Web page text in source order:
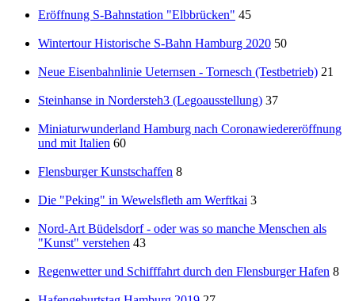
Eröffnung S-Bahnstation "Elbbrücken" 45
Wintertour Historische S-Bahn Hamburg 2020 50
Neue Eisenbahnlinie Ueternsen - Tornesch (Testbetrieb) 21
Steinhanse in Nordersteh3 (Legoausstellung) 37
Miniaturwunderland Hamburg nach Coronawiedereröffnung
und mit Italien 60
Flensburger Kunstschaffen 8
Die "Peking" in Wewelsfleth am Werftkai 3
Nord-Art Büdelsdorf - oder was so manche Menschen als
"Kunst" verstehen 43
Regenwetter und Schifffahrt durch den Flensburger Hafen 8